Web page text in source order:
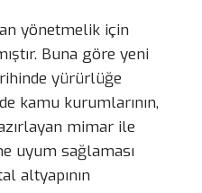
yönetmelik için
Buna göre yeni
yürürlüğe
kamu kurumlarının,
mimar ile
uyum sağlaması
altyapının